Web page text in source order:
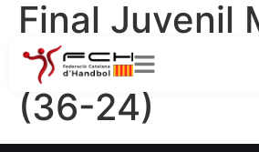
Final Juvenil
Catalunya –
(36-24)